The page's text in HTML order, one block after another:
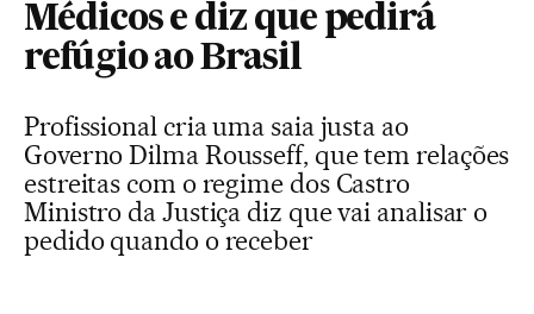
Médicos e diz que pedirá
refúgio ao Brasil
Profissional cria uma saia justa ao
Governo Dilma Rousseff, que tem relações
estreitas com o regime dos Castro
Ministro da Justiça diz que vai analisar o
pedido quando o receber